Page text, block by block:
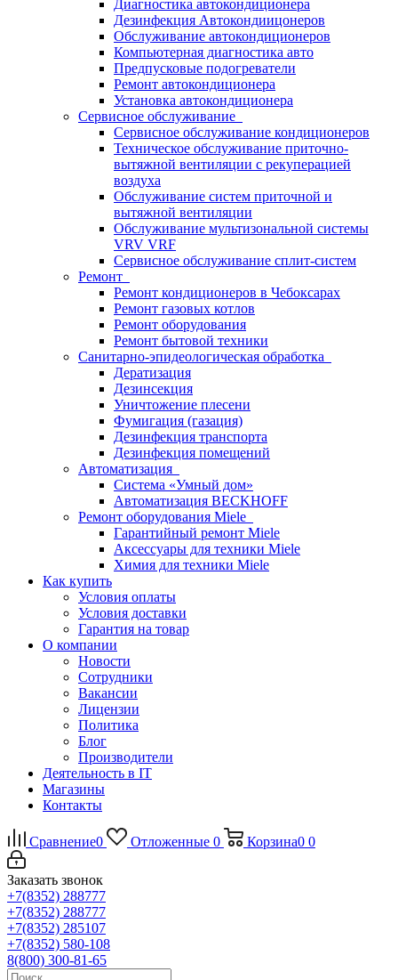
Диагностика автокондиционера
Дезинфекция Автокондиицонеров
Обслуживание автокондиционеров
Компьютерная диагностика авто
Предпусковые подогреватели
Ремонт автокондиционера
Установка автокондиционера
Сервисное обслуживание
Сервисное обслуживание кондиционеров
Техническое обслуживание приточно-
вытяжной вентиляции с рекуперацией
воздуха
Обслуживание систем приточной и
вытяжной вентиляции
Обслуживание мультизональной системы
VRV VRF
Сервисное обслуживание сплит-систем
Ремонт
Ремонт кондиционеров в Чебоксарах
Ремонт газовых котлов
Ремонт оборудования
Ремонт бытовой техники
Санитарно-эпидеологическая обработка
Дератизация
Дезинсекция
Уничтожение плесени
Фумигация (газация)
Дезинфекция транспорта
Дезинфекция помещений
Автоматизация
Система «Умный дом»
Автоматизация BECKHOFF
Ремонт оборудования Miele
Гарантийный ремонт Miele
Аксессуары для техники Miele
Химия для техники Miele
Как купить
Условия оплаты
Условия доставки
Гарантия на товар
О компании
Новости
Сотрудники
Вакансии
Лицензии
Политика
Блог
Производители
Деятельность в IT
Магазины
Контакты
Сравнение0 Отложенные 0 Корзина0 0
Заказать звонок
+7(8352) 288777
+7(8352) 288777
+7(8352) 285107
+7(8352) 580-108
8(800) 300-81-65